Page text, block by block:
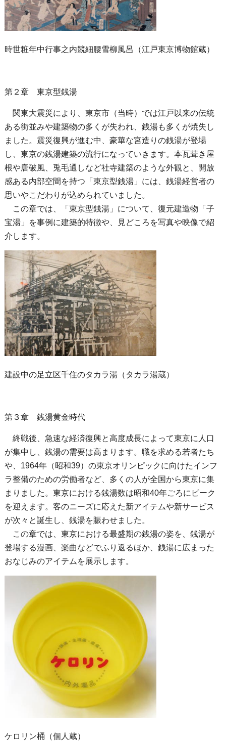
時世粧年中行事之内競細腰雪柳風呂（江戸東京博物館蔵）
第２章 東京型銭湯
関東大震災により、東京市（当時）では江戸以来の伝統
ある街並みや建築物の多くが失われ、銭湯も多くが焼失し
ました。震災復興が進む中、豪華な宮造りの銭湯が登場
し、東京の銭湯建築の流行になっていきます。本瓦葺き屋
根や唐破風、兎毛通しなど社寺建築のような外観と、開放
感ある内部空間を持つ「東京型銭湯」には、銭湯経営者の
思いやこだわりが込められていました。
この章では、「東京型銭湯」について、復元建造物「子
宝湯」を事例に建築的特徴や、見どころを写真や映像で紹
介します。
建設中の足立区千住のタカラ湯（タカラ湯蔵）
第３章 銭湯黄金時代
終戦後、急速な経済復興と高度成長によって東京に人口
が集中し、銭湯の需要は高まります。職を求める若者たち
や、1964年（昭和39）の東京オリンピックに向けたインフ
ラ整備のための労働者など、多くの人が全国から東京に集
まりました。東京における銭湯数は昭和40年ごろにピーク
を迎えます。客のニーズに応えた新アイテムや新サービス
が次々と誕生し、銭湯を賑わせました。
この章では、東京における最盛期の銭湯の姿を、銭湯が
登場する漫画、楽曲などでふり返るほか、銭湯に広まった
おなじみのアイテムを展示します。
ケロリン桶（個人蔵）